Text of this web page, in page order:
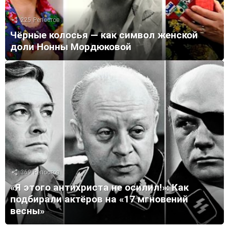
225 Репостов
Чёрные колосья — как символ женской
доли Нонны Мордюковой
369 Репостов
«Я этого антихриста не осилил!»: Как
подбирали актёров на «17 мгновений
весны»